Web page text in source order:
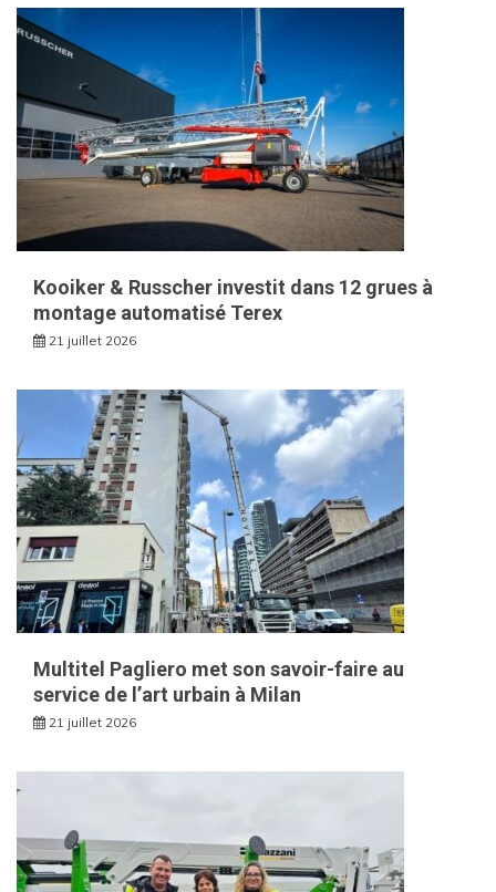
Kooiker & Russcher investit dans 12 grues à
montage automatisé Terex
21 juillet 2026
Multitel Pagliero met son savoir-faire au
service de l’art urbain à Milan
21 juillet 2026